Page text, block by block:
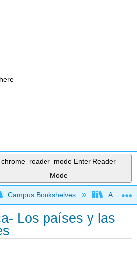
chrome_reader_mode Enter Reader
Mode
global hierarchy
Campus Bookshelves Allan
Los países y las